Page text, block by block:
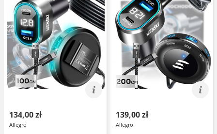
134,00 zł
Allegro
139,00 zł
Allegro